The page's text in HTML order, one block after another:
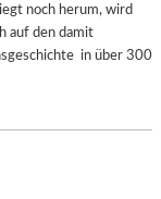
noch herum, wird
auf den damit
in über 300